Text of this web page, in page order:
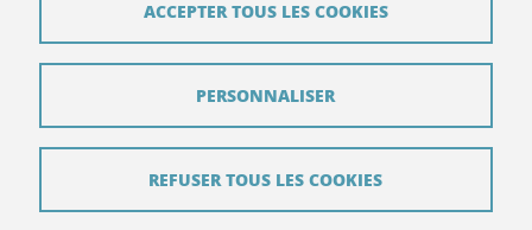
Mentions légales
Contribuer
ACCEPTER TOUS LES COOKIES
REFUSER TOUS LES COOKIES
PERSONNALISER